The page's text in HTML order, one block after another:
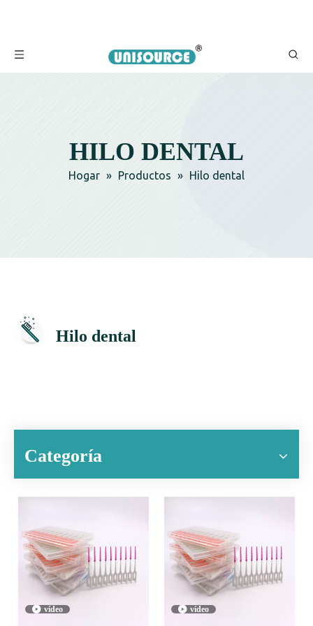
HILO DENTAL
Hogar » Productos » Hilo dental
Hilo dental
Categoría
vídeo vídeo